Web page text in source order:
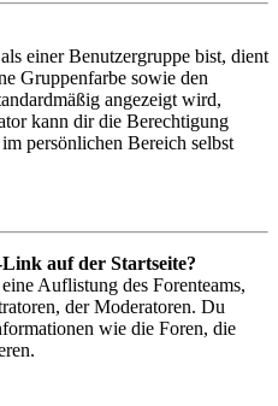
einer Benutzergruppe bist, dient
Gruppenfarbe sowie den
angezeigt wird,
kann dir die Berechtigung
persönlichen Bereich selbst
Link auf der Startseite?
Auflistung des Forenteams,
der Moderatoren. Du
wie die Foren, die